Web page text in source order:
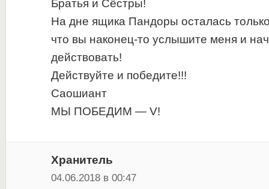
Братья и Сёстры!
На дне ящика Пандоры осталась
что вы наконец-то услышите меня и
действовать!
Действуйте и победите!!!
Саошиант
МЫ ПОБЕДИМ — V!
Хранитель
04.06.2018 в 00:47